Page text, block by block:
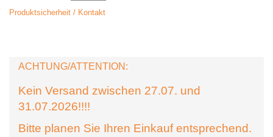
Produktsicherheit / Kontakt
ACHTUNG/ATTENTION:
Kein Versand zwischen 27.07. und
31.07.2026!!!!
Bitte planen Sie Ihren Einkauf entsprechend.